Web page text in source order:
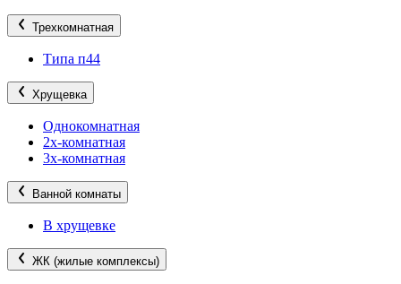
Трехкомнатная
Типа п44
Хрущевка
Однокомнатная
2х-комнатная
3х-комнатная
Ванной комнаты
В хрущевке
ЖК (жилые комплексы)